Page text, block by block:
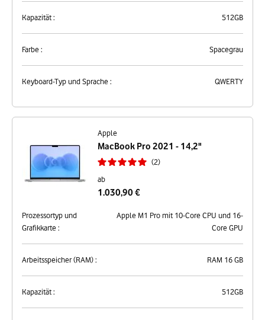
Kapazität : 512GB
Farbe : Spacegrau
Keyboard-Typ und Sprache : QWERTY
Apple
MacBook Pro 2021 - 14,2"
2
ab
1.030,90 €
Prozessortyp und
Grafikkarte :
Apple M1 Pro mit 10-Core CPU und 16-
Core GPU
Arbeitsspeicher (RAM) : RAM 16 GB
Kapazität : 512GB